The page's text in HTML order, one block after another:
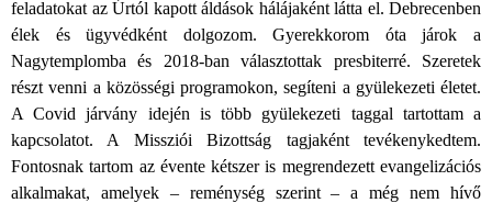
feladatokat az Úrtól kapott áldások hálájaként látta el. Debrecenben
élek és ügyvédként dolgozom. Gyerekkorom óta járok a
Nagytemplomba és 2018-ban választottak presbiterré. Szeretek
részt venni a közösségi programokon, segíteni a gyülekezeti életet.
A Covid járvány idején is több gyülekezeti taggal tartottam a
kapcsolatot. A Missziói Bizottság tagjaként tevékenykedtem.
Fontosnak tartom az évente kétszer is megrendezett evangelizációs
alkalmakat, amelyek – reménység szerint – a még nem hívő